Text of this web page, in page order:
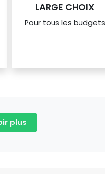
LARGE CHOIX
Pour tous les budgets
plus